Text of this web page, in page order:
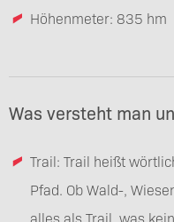
Höhenmeter: 835 hm
Was versteht man
Trail: Trail heißt
Pfad. Ob Wald-,
alles als Trail, was